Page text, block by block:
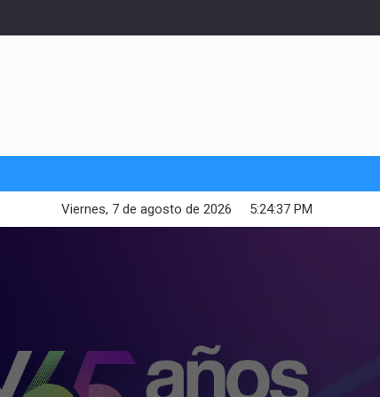
5:24:38 PM
Viernes, 7 de agosto de 2026